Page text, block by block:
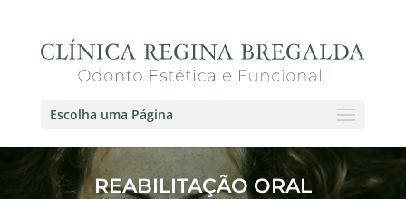
Escolha uma Página
REABILITAÇÃO ORAL